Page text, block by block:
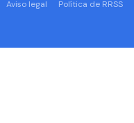
Aviso legal Política de RRSS